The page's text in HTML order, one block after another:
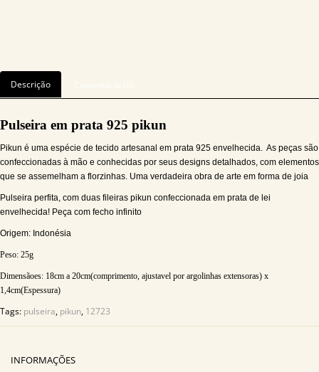
Descrição
Pulseira em prata 925 pikun
Pikun é uma espécie de tecido artesanal em prata 925 envelhecida. As peças são
confeccionadas à mão e conhecidas por seus designs detalhados, com elementos
que se assemelham a florzinhas. Uma verdadeira obra de arte em forma de joia
Pulseira perfita, com duas fileiras pikun confeccionada em prata de lei
envelhecida! Peça com fecho infinito
Origem: Indonésia
Peso: 25g
Dimensãoes: 18cm a 20cm(comprimento, ajustavel por argolinhas extensoras) x
1,4cm(Espessura)
Tags: pulseira, pikun, 12723
INFORMAÇÕES